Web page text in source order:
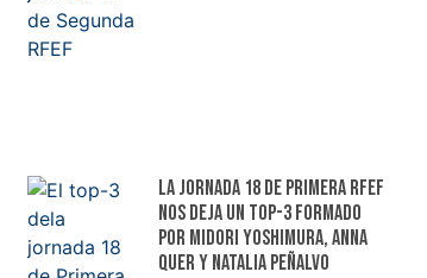
La jornada 18 de Primera RFEF
nos deja un top-3 formado
por Midori Yoshimura, Anna
Quer y Natalia Peñalvo